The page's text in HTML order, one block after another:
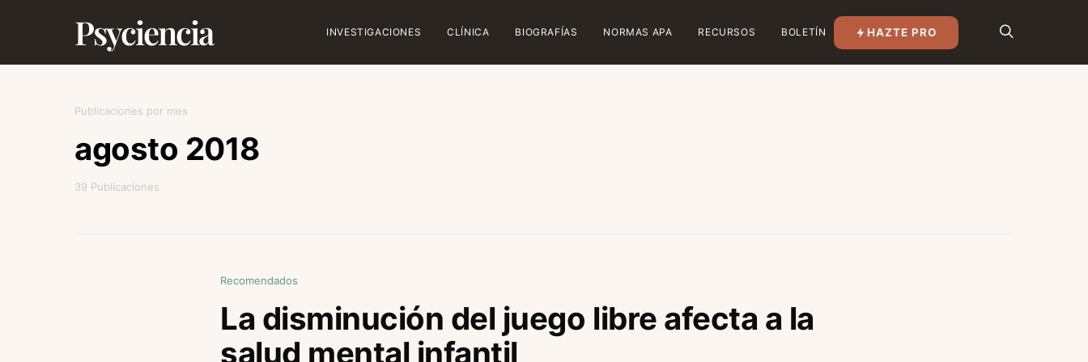
Psyciencia INVESTIGACIONES CLÍNICA BIOGRAFÍAS NORMAS APA RECURSOS BOLETÍN HAZTE PRO
Publicaciones por mes
agosto 2018
39 Publicaciones
Recomendados
La disminución del juego libre afecta a la
salud mental infantil